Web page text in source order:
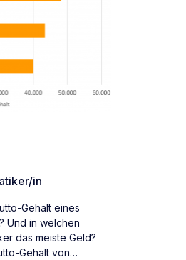
in
Gehalt eines
Und in welchen
das meiste Geld?
Gehalt von